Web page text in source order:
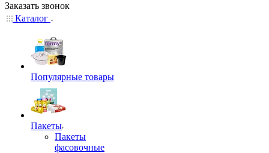
Заказать звонок
Каталог
Популярные товары
Пакеты
Пакеты
фасовочные